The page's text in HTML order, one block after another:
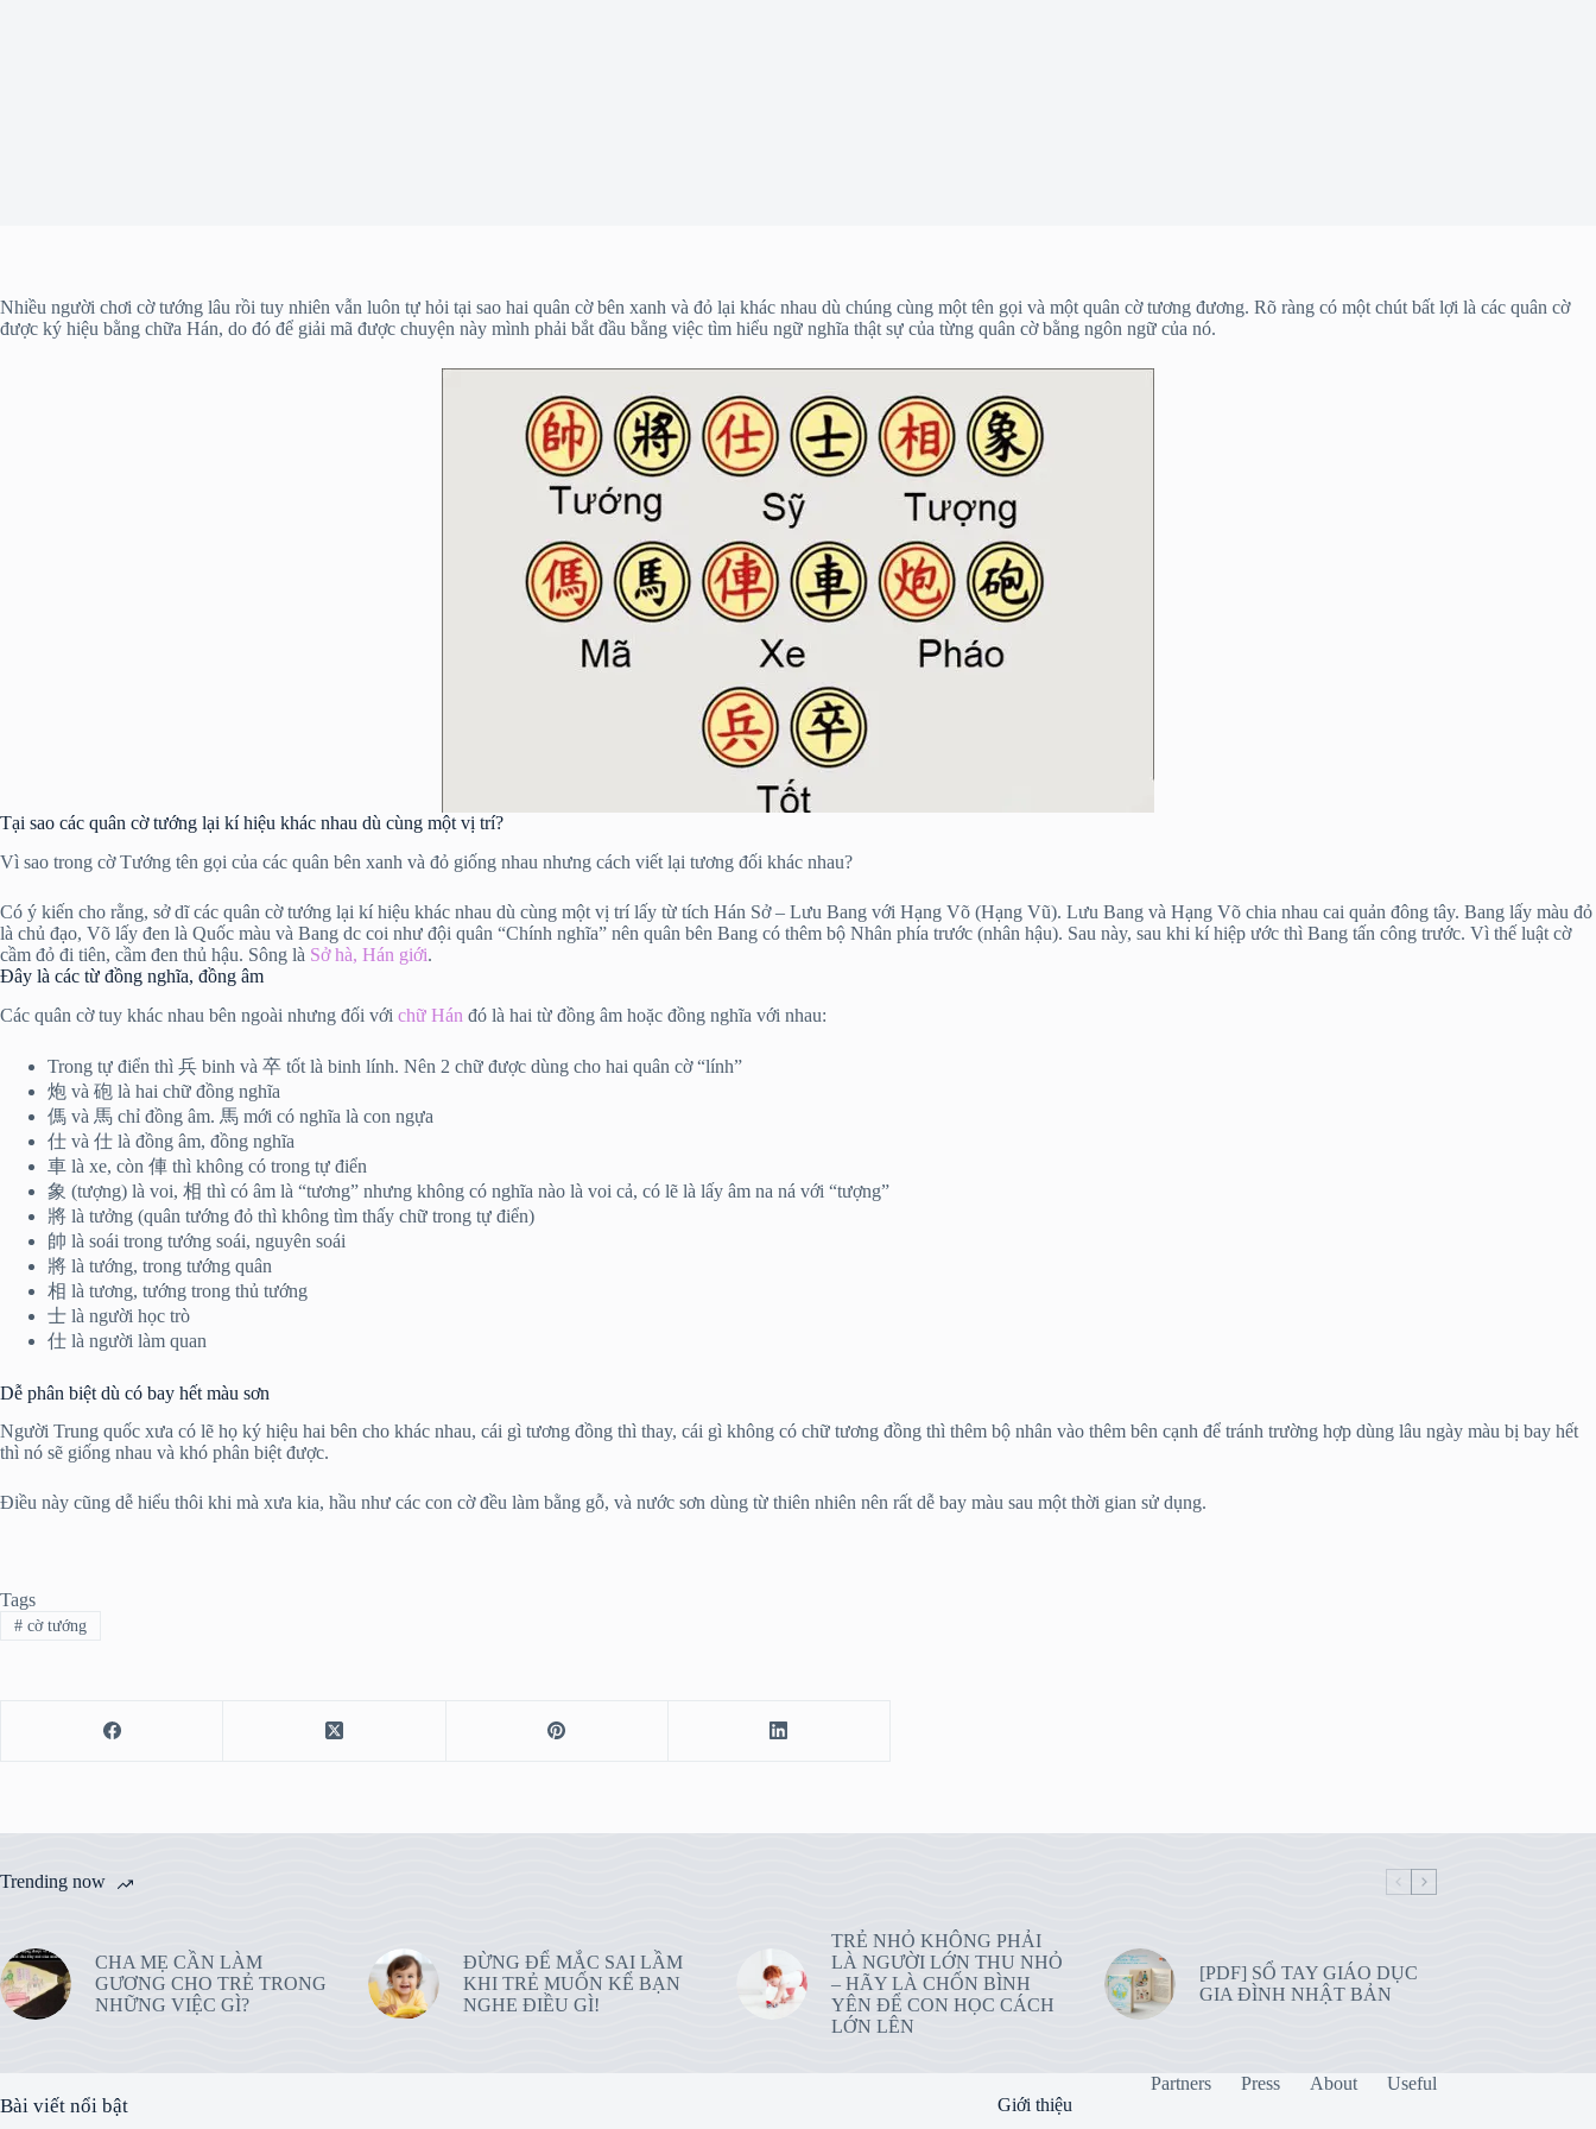
Nhiều người chơi cờ tướng lâu rồi tuy nhiên vẫn luôn tự hỏi tại sao hai quân cờ bên xanh và đỏ lại khác nhau dù chúng cùng một tên gọi và một quân cờ tương đương. Rõ ràng có một chút bất lợi là các quân cờ
được ký hiệu bằng chữa Hán, do đó để giải mã được chuyện này mình phải bắt đầu bằng việc tìm hiểu ngữ nghĩa thật sự của từng quân cờ bằng ngôn ngữ của nó.
Tại sao các quân cờ tướng lại kí hiệu khác nhau dù cùng một vị trí?
Vì sao trong cờ Tướng tên gọi của các quân bên xanh và đỏ giống nhau nhưng cách viết lại tương đối khác nhau?
Có ý kiến cho rằng, sở dĩ các quân cờ tướng lại kí hiệu khác nhau dù cùng một vị trí lấy từ tích Hán Sở – Lưu Bang với Hạng Võ (Hạng Vũ). Lưu Bang và Hạng Võ chia nhau cai quản đông tây. Bang lấy màu đỏ
là chủ đạo, Võ lấy đen là Quốc màu và Bang dc coi như đội quân “Chính nghĩa” nên quân bên Bang có thêm bộ Nhân phía trước (nhân hậu). Sau này, sau khi kí hiệp ước thì Bang tấn công trước. Vì thế luật cờ
cầm đỏ đi tiên, cầm đen thủ hậu. Sông là Sở hà, Hán giới.
Đây là các từ đồng nghĩa, đồng âm
Các quân cờ tuy khác nhau bên ngoài nhưng đối với chữ Hán đó là hai từ đồng âm hoặc đồng nghĩa với nhau:
Trong tự điển thì 兵 binh và 卒 tốt là binh lính. Nên 2 chữ được dùng cho hai quân cờ “lính”
炮 và 砲 là hai chữ đồng nghĩa
傌 và 馬 chỉ đồng âm. 馬 mới có nghĩa là con ngựa
仕 và 仕 là đồng âm, đồng nghĩa
車 là xe, còn 俥 thì không có trong tự điển
象 (tượng) là voi, 相 thì có âm là “tương” nhưng không có nghĩa nào là voi cả, có lẽ là lấy âm na ná với “tượng”
將 là tưởng (quân tướng đỏ thì không tìm thấy chữ trong tự điển)
帥 là soái trong tướng soái, nguyên soái
將 là tướng, trong tướng quân
相 là tương, tướng trong thủ tướng
士 là người học trò
仕 là người làm quan
Dễ phân biệt dù có bay hết màu sơn
Người Trung quốc xưa có lẽ họ ký hiệu hai bên cho khác nhau, cái gì tương đồng thì thay, cái gì không có chữ tương đồng thì thêm bộ nhân vào thêm bên cạnh để tránh trường hợp dùng lâu ngày màu bị bay hết
thì nó sẽ giống nhau và khó phân biệt được.
Điều này cũng dễ hiểu thôi khi mà xưa kia, hầu như các con cờ đều làm bằng gỗ, và nước sơn dùng từ thiên nhiên nên rất dễ bay màu sau một thời gian sử dụng.
Tags
#cờ tướng
Trending now
CHA MẸ CẦN LÀM
GƯƠNG CHO TRẺ TRONG
NHỮNG VIỆC GÌ?
ĐỪNG ĐỂ MẮC SAI LẦM
KHI TRẺ MUỐN KỂ BẠN
NGHE ĐIỀU GÌ!
TRẺ NHỎ KHÔNG PHẢI
LÀ NGƯỜI LỚN THU NHỎ
– HÃY LÀ CHỐN BÌNH
YÊN ĐỂ CON HỌC CÁCH
LỚN LÊN
[PDF] SỔ TAY GIÁO DỤC
GIA ĐÌNH NHẬT BẢN
Partners Press About Useful
Bài viết nổi bật Giới thiệu